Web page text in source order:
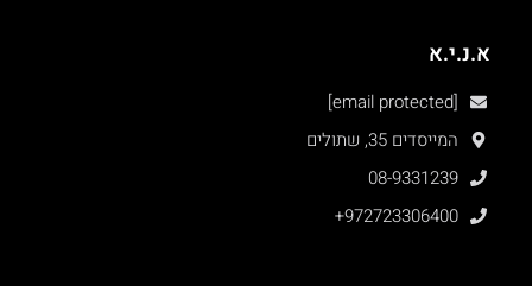
א.נ.י.א
[email protected]
המייסדים 35, שתולים
08-9331239
+972723306400